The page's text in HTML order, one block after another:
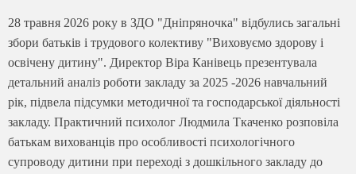
28 травня 2026 року в ЗДО "Дніпряночка" відбулись загальні
збори батьків і трудового колективу "Виховуємо здорову і
освічену дитину". Директор Віра Канівець презентувала
детальний аналіз роботи закладу за 2025 -2026 навчальний
рік, підвела підсумки методичної та господарської діяльності
закладу. Практичний психолог Людмила Ткаченко розповіла
батькам вихованців про особливості психологічного
супроводу дитини при переході з дошкільного закладу до